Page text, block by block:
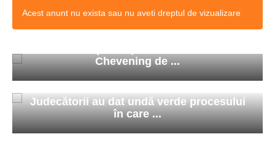
Acest anunt nu exista sau nu aveti dreptul de vizualizare
Chevening de ...
Judecătorii au dat undă verde procesului
în care ...